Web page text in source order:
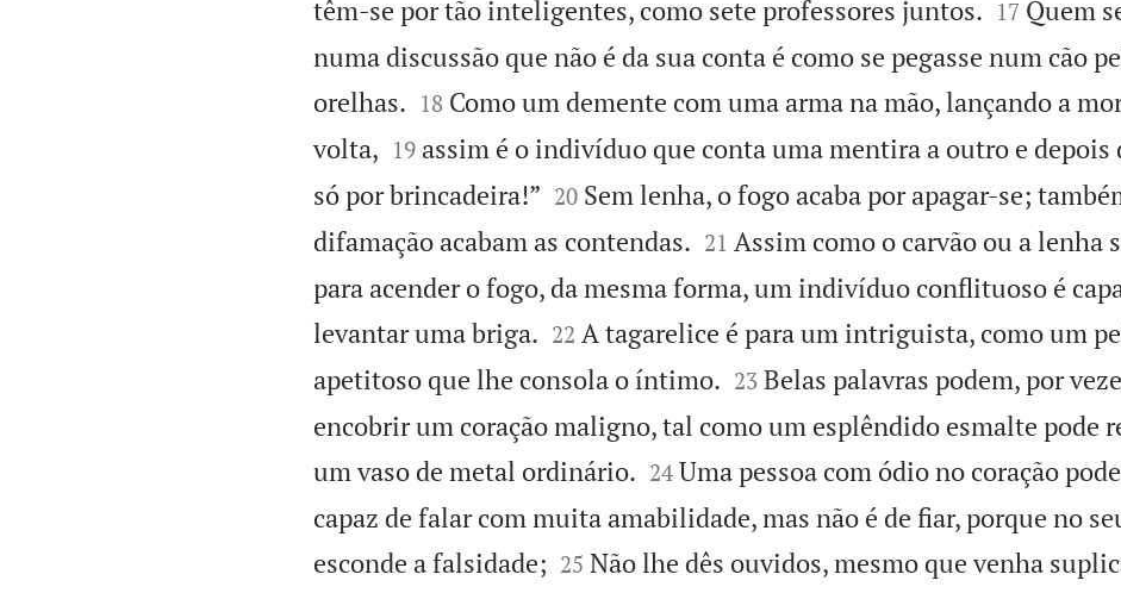
têm-se por tão inteligentes, como sete professores juntos.
17 Quem
numa discussão que não é da sua conta é como se pegasse num cão
orelhas.
18 Como um demente com uma arma na mão, lançando a
volta,
19 assim é o indivíduo que conta uma mentira a outro e depois
só por brincadeira!”
20 Sem lenha, o fogo acaba por apagar-se;
difamação acabam as contendas.
21 Assim como o carvão ou a lenha
para acender o fogo, da mesma forma, um indivíduo conflituoso é
levantar uma briga.
22 A tagarelice é para um intriguista, como um
apetitoso que lhe consola o íntimo.
23 Belas palavras podem, por
encobrir um coração maligno, tal como um esplêndido esmalte pode
um vaso de metal ordinário.
24 Uma pessoa com ódio no coração
capaz de falar com muita amabilidade, mas não é de fiar, porque no
esconde a falsidade;
25 Não lhe dês ouvidos, mesmo que venha